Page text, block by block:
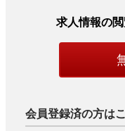
求人情報の
会員登録済の方は